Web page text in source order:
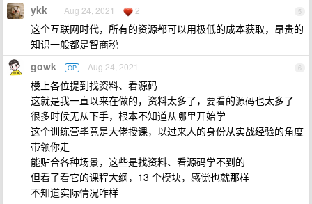
5
ykk Aug 24, 2021 2
这个互联网时代，所有的资源都可以用极低的成本获取，昂贵的
知识一般都是智商税
6
gowk OP Aug 24, 2021
楼上各位提到找资料、看源码
这就是我一直以来在做的，资料太多了，要看的源码也太多了
很多时候无从下手，根本不知道从哪里开始学
这个训练营毕竟是大佬授课，以过来人的身份从实战经验的角度
带领你走
能贴合各种场景，这些是找资料、看源码学不到的
但看了看它的课程大纲，13 个模块，感觉也就那样
不知道实际情况咋样